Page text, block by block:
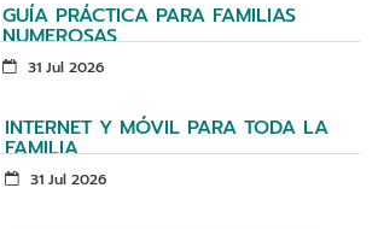
GUÍA PRÁCTICA PARA FAMILIAS
NUMEROSAS
31 Jul 2026
INTERNET Y MÓVIL PARA TODA LA
FAMILIA
31 Jul 2026